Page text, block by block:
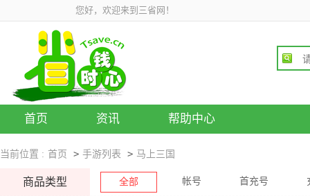
您好，欢迎来到三省网！
首页 资讯 帮助中心
当前位置 : 首页 > 手游列表 > 马上三国
商品类型 全部 帐号 首充号